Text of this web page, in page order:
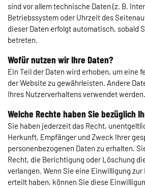
sind vor allem technische Daten (z. B.
Betriebssystem oder Uhrzeit des
dieser Daten erfolgt automatisch, sobald
betreten.
Wofür nutzen wir Ihre Daten?
Ein Teil der Daten wird erhoben, um eine
der Website zu gewährleisten. Andere
Ihres Nutzerverhaltens verwendet werden.
Welche Rechte haben Sie bezüglich
Sie haben jederzeit das Recht,
Herkunft, Empfänger und Zweck Ihrer
personenbezogenen Daten zu erhalten.
Recht, die Berichtigung oder Löschung
verlangen. Wenn Sie eine Einwilligung
erteilt haben, können Sie diese